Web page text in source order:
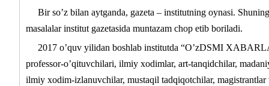
Bir so’z bilan aytganda, gazeta – institutning oynasi.
masalalar institut gazetasida muntazam chop etib boriladi.
2017 o’quv yilidan boshlab institutda “O’zDSMI
professor-o’qituvchilari, ilmiy xodimlar, art-tanqidchilar,
ilmiy xodim-izlanuvchilar, mustaqil tadqiqotchilar,